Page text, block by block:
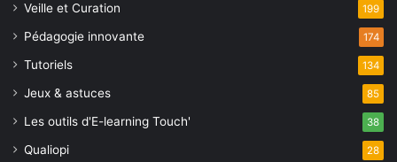
Veille et Curation 199
Pédagogie innovante 174
Tutoriels 134
Jeux & astuces 85
Les outils d'E-learning Touch' 38
Qualiopi 28